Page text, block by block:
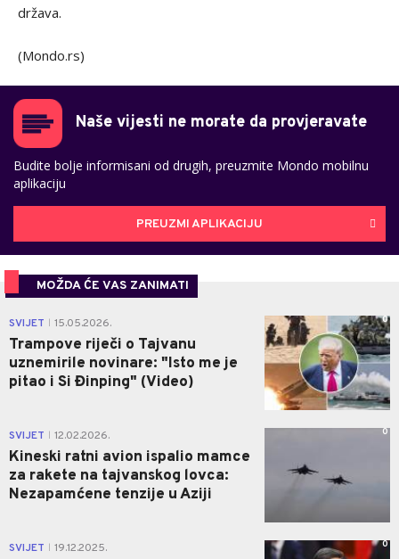
država.
(Mondo.rs)
Naše vijesti ne morate da provjeravate
Budite bolje informisani od drugih, preuzmite Mondo mobilnu
aplikaciju
PREUZMI APLIKACIJU
MOŽDA ĆE VAS ZANIMATI
SVIJET 15.05.2026.
Trampove riječi o Tajvanu
uznemirile novinare: "Isto me je
pitao i Si Đinping" (Video)
0
SVIJET 12.02.2026.
Kineski ratni avion ispalio mamce
za rakete na tajvanskog lovca:
Nezapamćene tenzije u Aziji
0
SVIJET 19.12.2025. 0